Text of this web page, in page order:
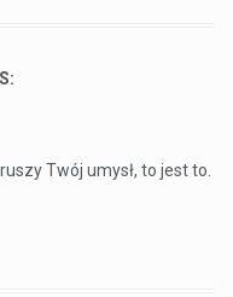
Twój umysł, to jest to.